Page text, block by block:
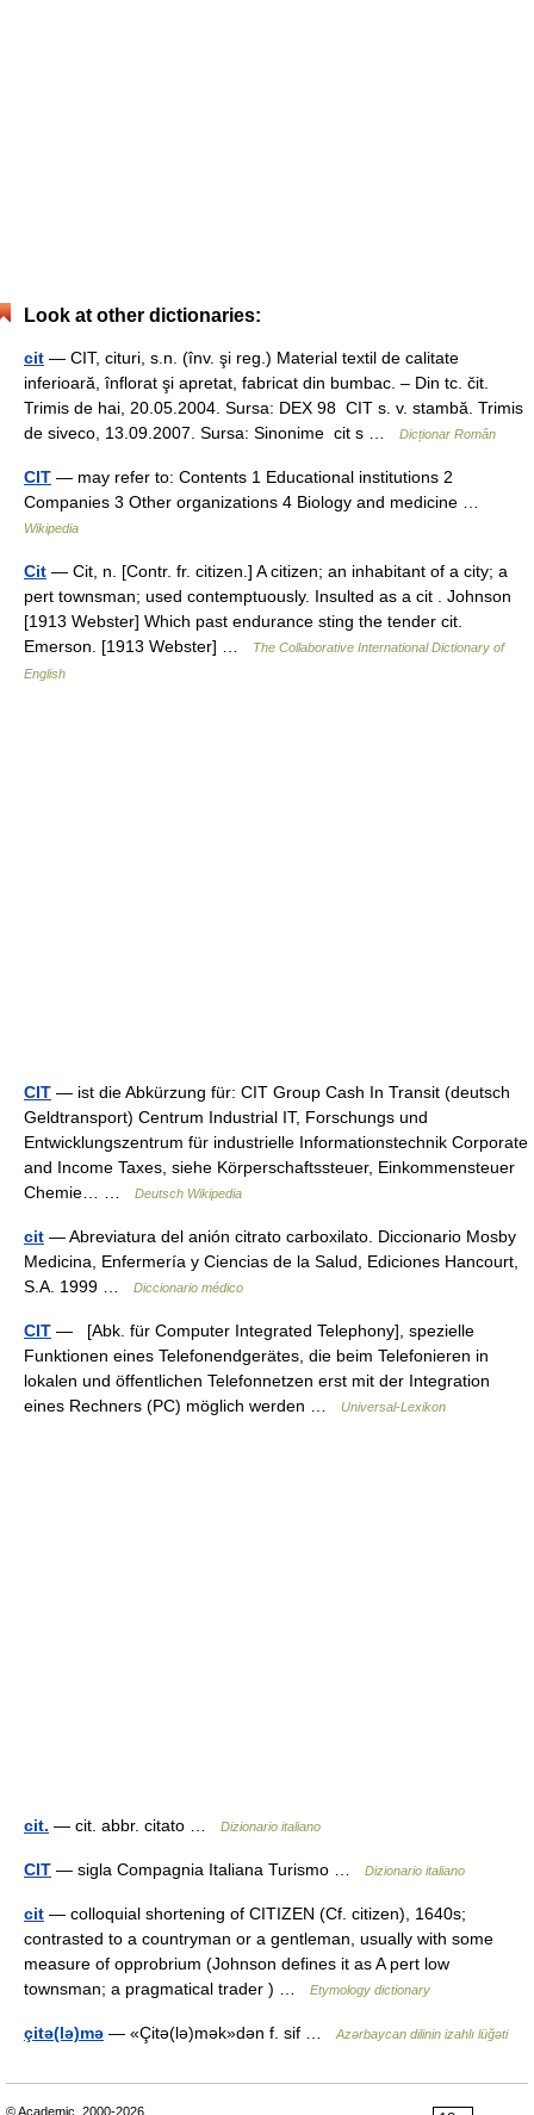
Look at other dictionaries:
cit — CIT, cituri, s.n. (înv. şi reg.) Material textil de calitate
inferioară, înflorat şi apretat, fabricat din bumbac. – Din tc. čit.
Trimis de hai, 20.05.2004. Sursa: DEX 98 CIT s. v. stambă. Trimis
de siveco, 13.09.2007. Sursa: Sinonime cit s …
Dicționar Român
CIT — may refer to: Contents 1 Educational institutions 2
Companies 3 Other organizations 4 Biology and medicine …
Wikipedia
Cit — Cit, n. [Contr. fr. citizen.] A citizen; an inhabitant of a city; a
pert townsman; used contemptuously. Insulted as a cit . Johnson
[1913 Webster] Which past endurance sting the tender cit.
Emerson. [1913 Webster] …
The Collaborative International Dictionary of
English
CIT — ist die Abkürzung für: CIT Group Cash In Transit (deutsch
Geldtransport) Centrum Industrial IT, Forschungs und
Entwicklungszentrum für industrielle Informationstechnik Corporate
and Income Taxes, siehe Körperschaftssteuer, Einkommensteuer
Chemie… …
Deutsch Wikipedia
cit — Abreviatura del anión citrato carboxilato. Diccionario Mosby
Medicina, Enfermería y Ciencias de la Salud, Ediciones Hancourt,
S.A. 1999 …
Diccionario médico
CIT — [Abk. für Computer Integrated Telephony], spezielle
Funktionen eines Telefonendgerätes, die beim Telefonieren in
lokalen und öffentlichen Telefonnetzen erst mit der Integration
eines Rechners (PC) möglich werden …
Universal-Lexikon
cit. — cit. abbr. citato … Dizionario italiano
CIT — sigla Compagnia Italiana Turismo … Dizionario italiano
cit — colloquial shortening of CITIZEN (Cf. citizen), 1640s;
contrasted to a countryman or a gentleman, usually with some
measure of opprobrium (Johnson defines it as A pert low
townsman; a pragmatical trader ) …
Etymology dictionary
çitə(lə)mə — «Çitə(lə)mək»dən f. sif … Azərbaycan dilinin izahlı lüğəti
© Academic, 2000-2026